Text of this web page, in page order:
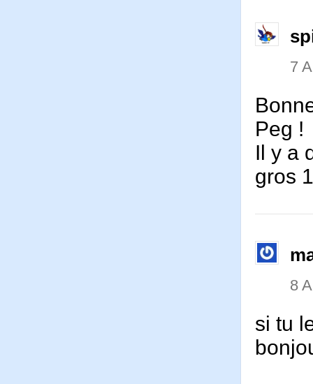
7
Peg !
Il y a
gros
8
si tu